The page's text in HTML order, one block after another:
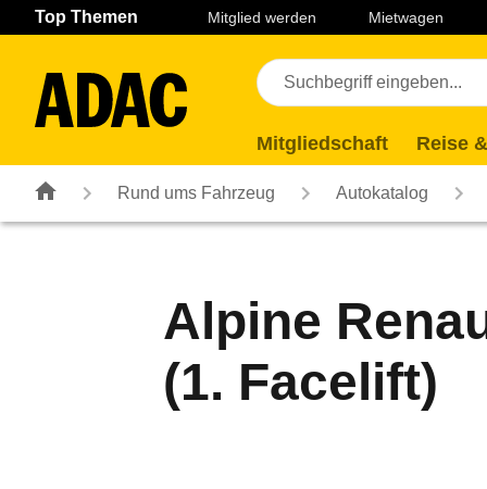
Navigation Seiteninhalt Fußzeile
Top Themen Mitglied werden Mietwagen
Mitgliedschaft Reise
Rund ums Fahrzeug Autokatalog
Alpine
(1. Facelift)